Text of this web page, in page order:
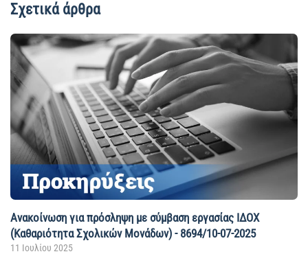
Σχετικά άρθρα
Ανακοίνωση για πρόσληψη με σύμβαση εργασίας ΙΔΟΧ
(Καθαριότητα Σχολικών Μονάδων) - 8694/10-07-2025
11 Ιουλίου 2025